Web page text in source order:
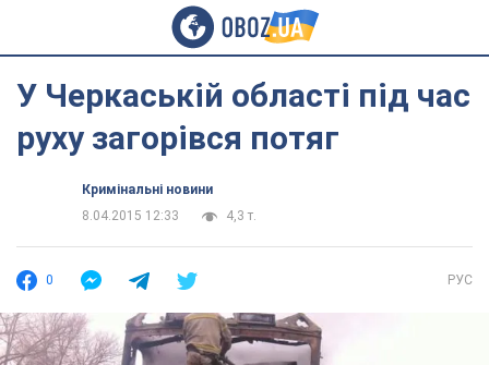
У Черкаській області під час
руху загорівся потяг
Кримінальні новини
8.04.2015 12:33
4,3 т.
0 РУС